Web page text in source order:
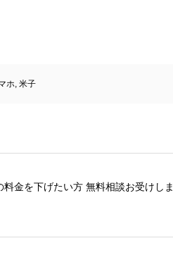
ホ, 米子
料金を下げたい方 無料相談お受けしま